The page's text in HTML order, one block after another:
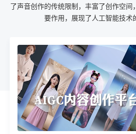
了声音创作的传统限制，丰富了创作空
要作用，展现了人工智能技术